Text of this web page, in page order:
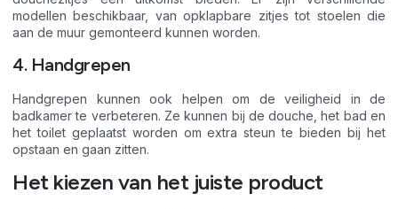
modellen beschikbaar, van opklapbare zitjes tot stoelen die
aan de muur gemonteerd kunnen worden.
4. Handgrepen
Handgrepen kunnen ook helpen om de veiligheid in de
badkamer te verbeteren. Ze kunnen bij de douche, het bad en
het toilet geplaatst worden om extra steun te bieden bij het
opstaan en gaan zitten.
Het kiezen van het juiste product